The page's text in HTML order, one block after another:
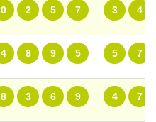
0 2 5 7 3 4
4 8 9 5 5 7
8 3 6 9 4 7